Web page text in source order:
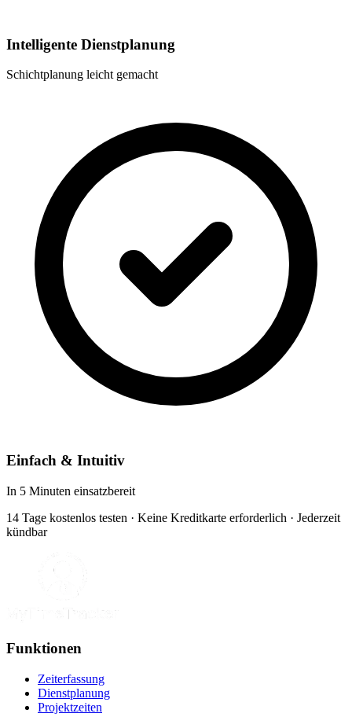
Intelligente Dienstplanung
Schichtplanung leicht gemacht
Einfach & Intuitiv
In 5 Minuten einsatzbereit
14 Tage kostenlos testen · Keine Kreditkarte erforderlich · Jederzeit
kündbar
Funktionen
Zeiterfassung
Dienstplanung
Projektzeiten